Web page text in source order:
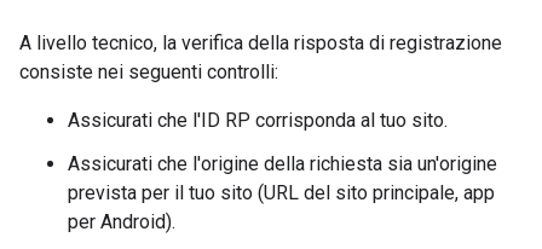
A livello tecnico, la verifica della risposta di registrazione
consiste nei seguenti controlli:
Assicurati che l'ID RP corrisponda al tuo sito.
Assicurati che l'origine della richiesta sia un'origine
prevista per il tuo sito (URL del sito principale, app
per Android).